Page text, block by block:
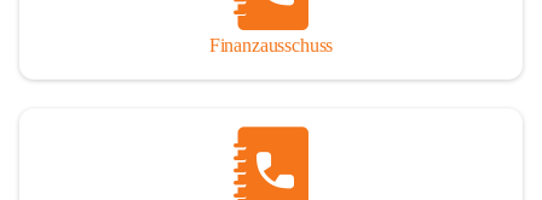
Finanzausschuss